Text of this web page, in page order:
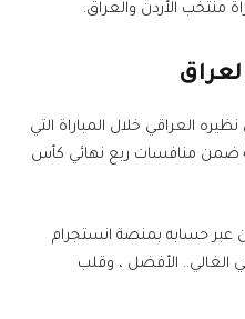
منتخب الأردن والعراق.
العراقي خلال المباراة التي
منافسات ربع نهائي كأس
عبر حسابه بمنصة انستجرام
الغالي.. الأفضل ، وقلب